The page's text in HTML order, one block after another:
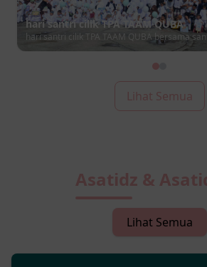
hari santri cilik TPA TAAM QUBA
hari santri cilik TPA TAAM QUBA bersama
Qur'an Ma'had Bahrusysyifa' Lumajang
Lihat Semua
Asatidz &
Lihat Semua